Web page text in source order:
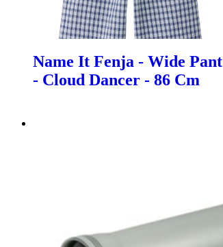
Name It Fenja - Wide Pant
- Cloud Dancer - 86 Cm